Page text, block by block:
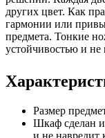
других цвет. Как
гармонии или
предмета. Тонкие
устойчивостью и не
Размер
Шкаф сделан
и не навредит